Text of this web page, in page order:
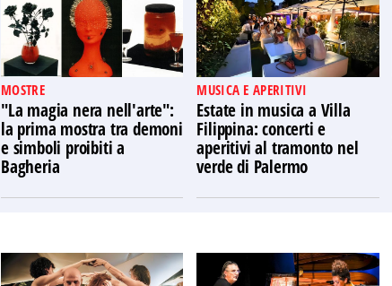
MOSTRE
"La magia nera nell'arte":
la prima mostra tra demoni
e simboli proibiti a
Bagheria
MUSICA E APERITIVI
Estate in musica a Villa
Filippina: concerti e
aperitivi al tramonto nel
verde di Palermo